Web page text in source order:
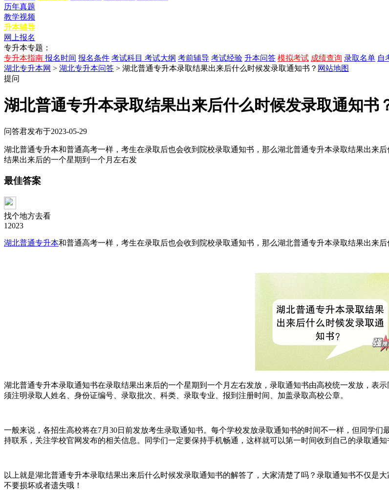
历年真题
教学视频
升本辅导
网上报名
专升本专题：
专升本指南 报名时间 报名条件 考试科目 考试大纲 考前辅导 考试经验 升本问答 模拟考试 成绩查询 录取名单 自
湖北专升本网 > 湖北专升本问答 > 湖北普通专升本录取结果出来后什么时候发录取通知书？ 网站地图
提问
湖北普通专升本录取结果出来后什么时候发录取通知书
问答君发布于2023-05-29
湖北普通专升本和普通高考一样，考生在录取后也会收到院校录取通知书，那么湖北普通专升本录取结果出来
结果出来后的一个星期到一个月左右发
最佳答案
找个地方去看
12023
湖北普通专升本和普通高考一样，考生在录取后也会收到院校录取通知书，那么湖北普通专升本录取结果出来
湖北普通专升本录取通知书在录取结果出来后的一个星期到一个月左右发放，录取通知书由高校统一发放，表
须注明录取人姓名、身份证编号、录取批次、科类、录取专业、报到注册时间、加盖录取高校公章。
一般来说，各招生高校将在7月30日前发放考生录取通知书。每个学校发放录取通知书的时间不一样，但同学
持联系，关注学校官网发布的相关信息。同学们一定要保持手机畅通，这样就可以第一时间收到自己的录取通知
以上就是湖北普通专升本录取结果出来后什么时候发录取通知书的解答了，大家清楚了吗？录取通知书不仅是
不要损坏或者遗失哦！